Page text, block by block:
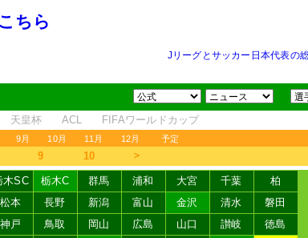
ちら
Jリーグとサッカー日本代表の
天皇杯 ACL FIFAワールドカップ
9月 10月 11月 12月 予定
9 10 ＞
木SC 栃木C 群馬 浦和 大宮 千葉
柏
松本 長野 新潟 富山 金沢 清水
磐田
神戸 鳥取 岡山 広島 山口 讃岐
徳島